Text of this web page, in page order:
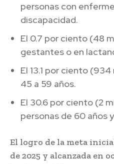
personas con
discapacidad.
El 0.7 por ciento (48
gestantes o en
El 13.1 por ciento
45 a 59 años.
El 30.6 por ciento (2
personas de 60 años
El logro de la meta
de 2025 y alcanzada en